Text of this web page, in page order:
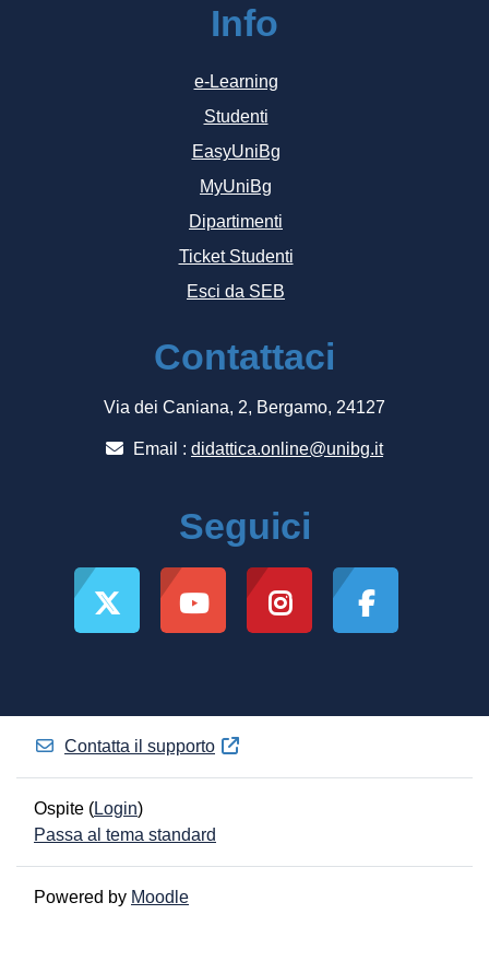
Info
e-Learning
Studenti
EasyUniBg
MyUniBg
Dipartimenti
Ticket Studenti
Esci da SEB
Contattaci
Via dei Caniana, 2, Bergamo, 24127
Email : didattica.online@unibg.it
Seguici
Contatta il supporto
Ospite (Login)
Passa al tema standard
Powered by Moodle